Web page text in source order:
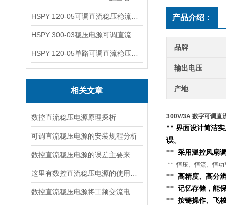
相关文章
数控直流稳压电源原理探析
可调直流稳压电源的安装规程分析
产品介绍：
品牌
输出电压
产地
300V/3A 数字可调直
** 界面设计简洁
误。
** 采用温控风扇
** 恒压、恒流、恒功
** 高精度、高分
** 记忆存储，能
** 按键操作、飞